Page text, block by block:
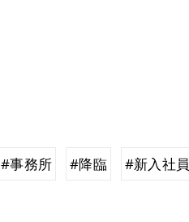
#事務所 #降臨 #新入社員